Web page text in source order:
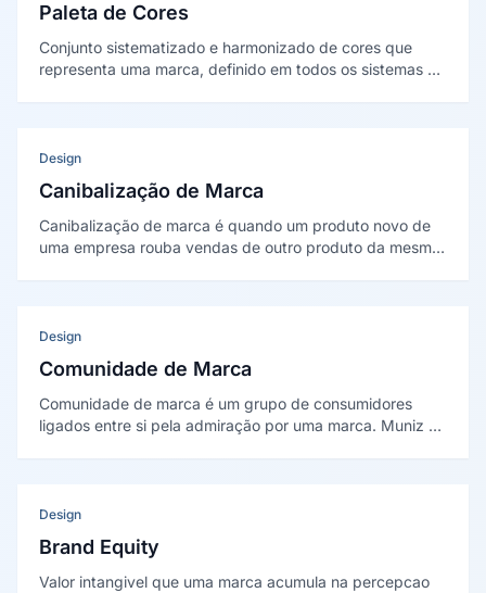
Paleta de Cores
Conjunto sistematizado e harmonizado de cores que
representa uma marca, definido em todos os sistemas de
Design
Canibalização de Marca
Canibalização de marca é quando um produto novo de
uma empresa rouba vendas de outro produto da mesma
Design
Comunidade de Marca
Comunidade de marca é um grupo de consumidores
ligados entre si pela admiração por uma marca. Muniz e
Design
Brand Equity
Valor intangivel que uma marca acumula na percepcao